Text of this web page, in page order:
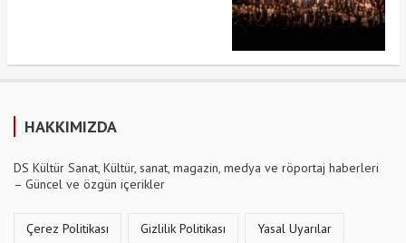
HAKKIMIZDA
DS Kültür Sanat, Kültür, sanat, magazin, medya ve röportaj haberleri
– Güncel ve özgün içerikler
Çerez Politikası Gizlilik Politikası Yasal Uyarılar